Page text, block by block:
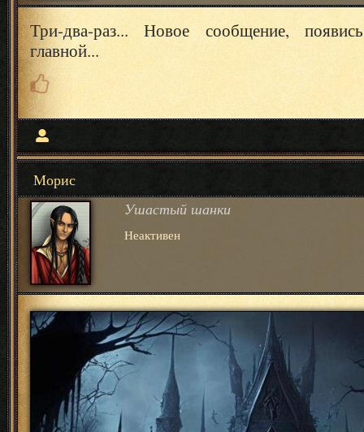
Три-два-раз... Новое сообщение,
главной...
Морис
Ушастый шанки
Неактивен